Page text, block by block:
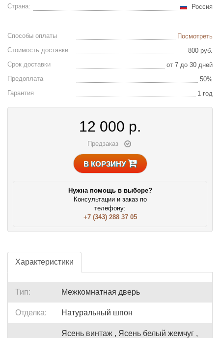
Страна: Россия
Способы оплаты
Посмотреть
Стоимость доставки
800 руб.
Срок доставки
от 7 до 30 дней
Предоплата
50%
Гарантия
1 год
12 000 р.
Предзаказ
В КОРЗИНУ
Нужна помощь в выборе?
Консультации и заказ по
телефону:
+7 (343) 288 37 05
Характеристики
Тип: Межкомнатная дверь
Отделка: Натуральный шпон
Ясень винтаж , Ясень белый жемчуг ,